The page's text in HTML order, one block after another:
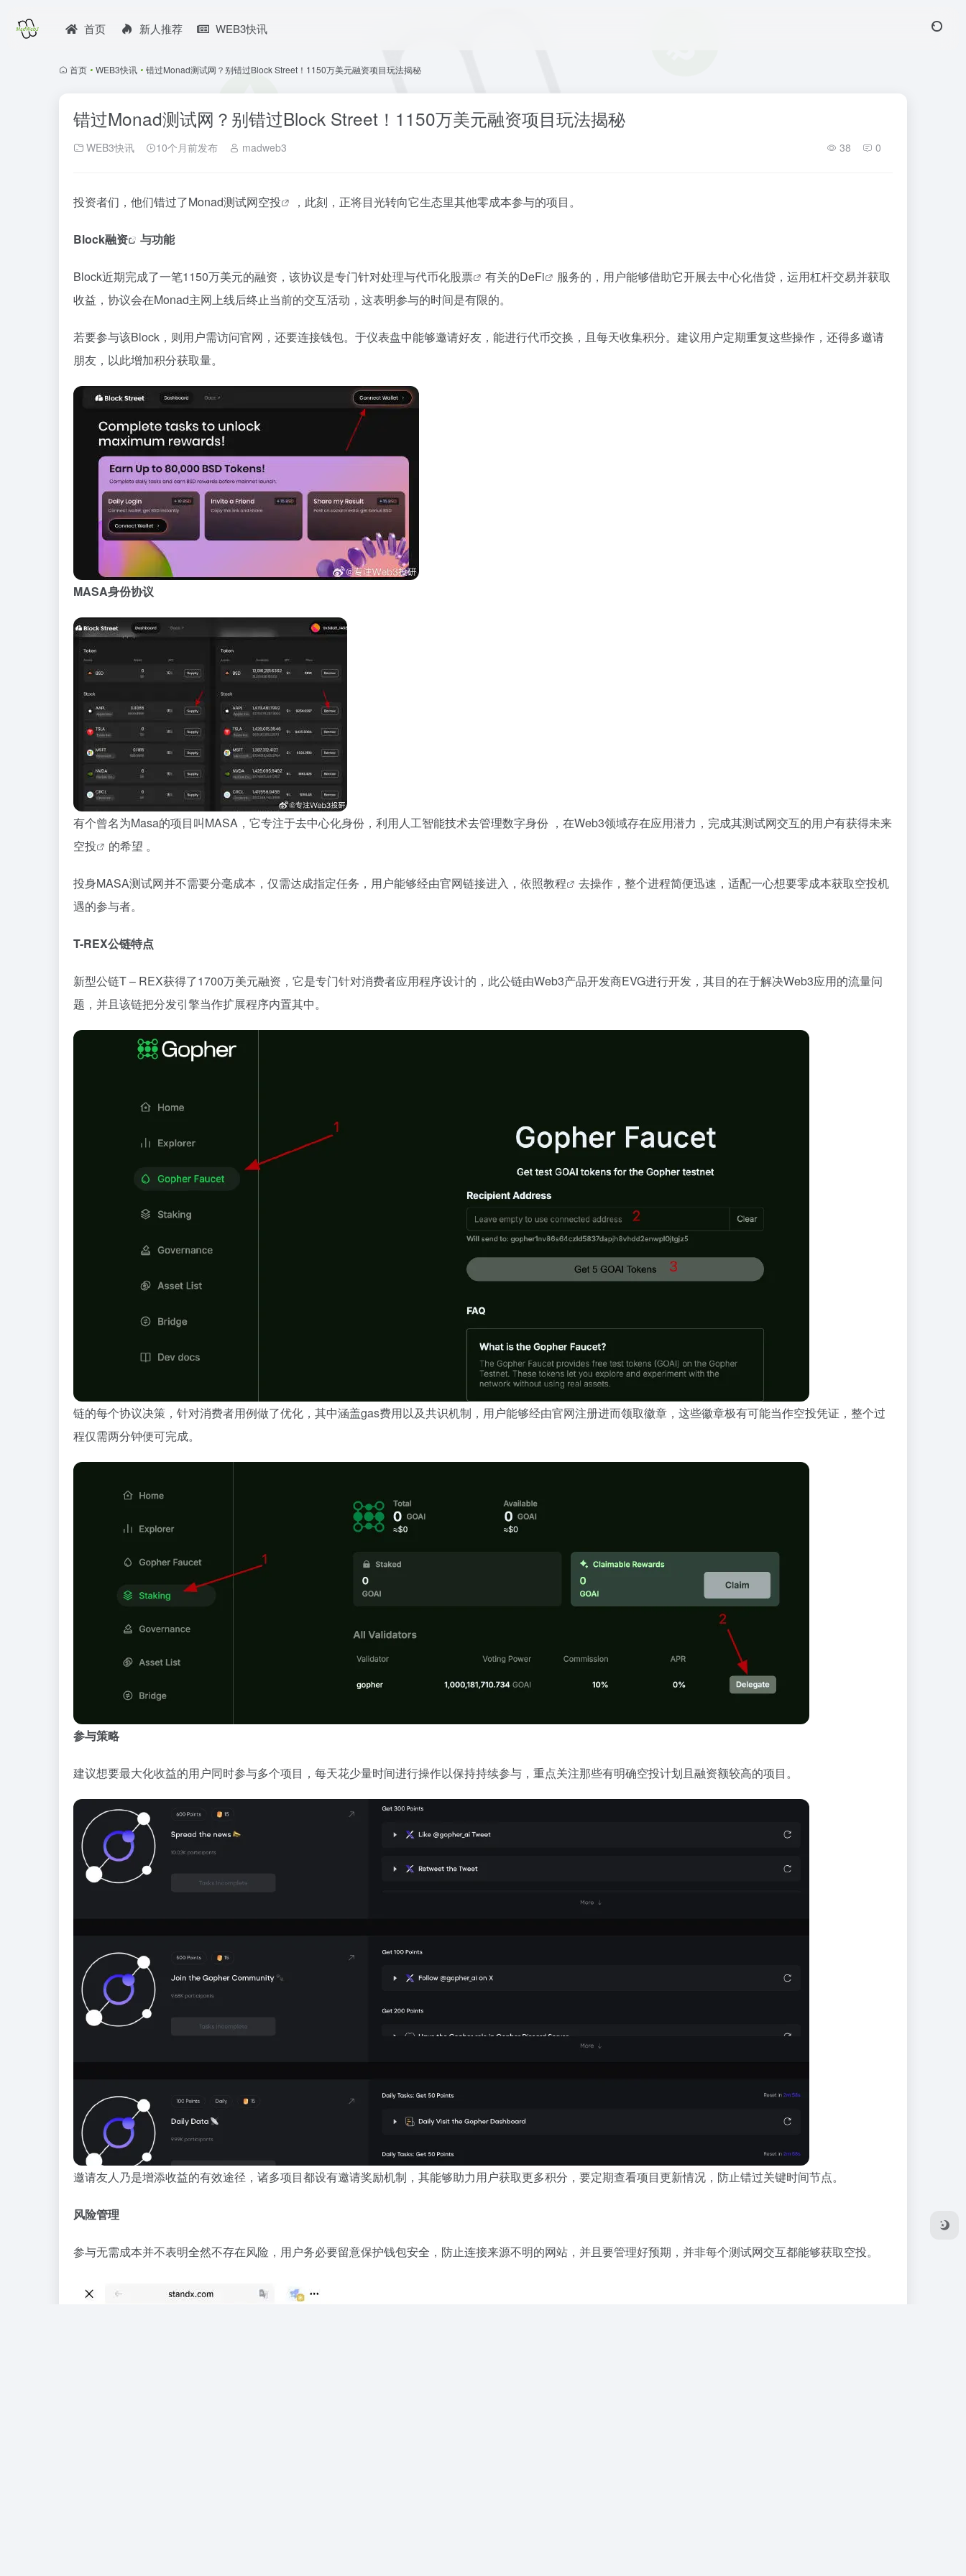
首页 新人推荐 WEB3快讯
首页 • WEB3快讯 • 错过Monad测试网？别错过Block Street！1150万美元融资项目玩法揭秘
错过Monad测试网？别错过Block Street！1150万美元融资项目玩法揭秘
WEB3快讯 10个月前发布 madweb3 38 0
投资者们，他们错过了Monad测试网空投 ，此刻，正将目光转向它生态里其他零成本参与的项目。
Block融资 与功能
Block近期完成了一笔1150万美元的融资，该协议是专门针对处理与代币化股票 有关的DeFi
服务的，用户能够借助它开展去中心化借贷，运用杠杆交易并获取
收益，协议会在Monad主网上线后终止当前的交互活动，这表明参与的时间是有限的。
若要参与该Block，则用户需访问官网，还要连接钱包。于仪表盘中能够邀请好友，能进行代币交换，且每天收集积分。建议用户定期重复这些操作，还得多邀请
朋友，以此增加积分获取量。
MASA身份协议
有个曾名为Masa的项目叫MASA，它专注于去中心化身份，利用人工智能技术去管理数字身份 ，在Web3领域存在应用潜力，完成其测试网交互的用户有获得未来
空投
的希望 。
投身MASA测试网并不需要分毫成本，仅需达成指定任务，用户能够经由官网链接进入，依照教程
去操作，整个进程简便迅速，适配一心想要零成本获取空投机
遇的参与者。
T-REX公链特点
新型公链T – REX获得了1700万美元融资，它是专门针对消费者应用程序设计的，此公链由Web3产品开发商EVG进行开发，其目的在于解决Web3应用的流量问
题，并且该链把分发引擎当作扩展程序内置其中。
链的每个协议决策，针对消费者用例做了优化，其中涵盖gas费用以及共识机制，用户能够经由官网注册进而领取徽章，这些徽章极有可能当作空投凭证，整个过
程仅需两分钟便可完成。
参与策略
建议想要最大化收益的用户同时参与多个项目，每天花少量时间进行操作以保持持续参与，重点关注那些有明确空投计划且融资额较高的项目。
邀请友人乃是增添收益的有效途径，诸多项目都设有邀请奖励机制，其能够助力用户获取更多积分，要定期查看项目更新情况，防止错过关键时间节点。
风险管理
参与无需成本并不表明全然不存在风险，用户务必要留意保护钱包安全，防止连接来源不明的网站，并且要管理好预期，并非每个测试网交互都能够获取空投。